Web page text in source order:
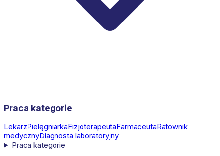
Praca kategorie
LekarzPielęgniarkaFizjoterapeutaFarmaceutaRatownik
medycznyDiagnosta laboratoryjny
Praca kategorie